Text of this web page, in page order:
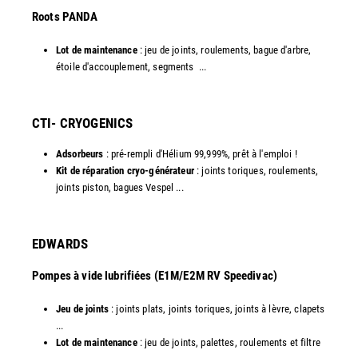
​Roots PANDA
Lot de maintenance: jeu de joints, roulements, bague d'arbre,
étoile d'accouplement, segments ...​
CTI- CRYOGENICS
Adsorbeurs : pré-rempli d'Hélium 99,999%, prêt à l'emploi !
Kit de réparation cryo-générateur: joints toriques, roulements,
joints piston, bagues Vespel ... ​
EDWARDS
Pompes à vide lubrifiées (E1M/E2M RV Speedivac)
Jeu de joints: joints plats, joints toriques, joints à lèvre, clapets
...
Lot de maintenance: jeu de joints, palettes, roulements et filtre